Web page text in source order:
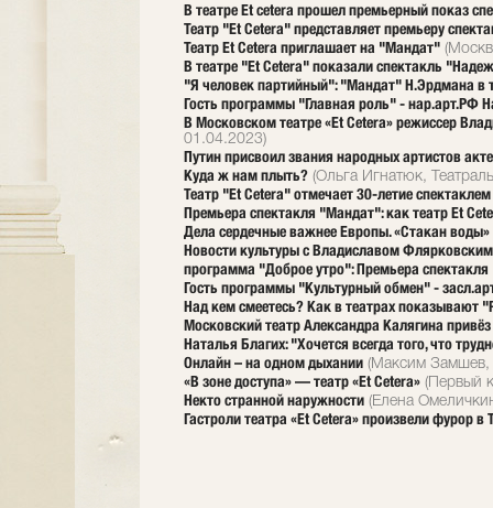
В театре Et cetera прошел премьерный показ
Театр "Et Cetera" представляет премьеру
Театр Et Cetera приглашает на "Мандат"
В театре "Et Cetera" показали спектакль
"Я человек партийный": "Мандат" Н.Эрдмана в
Гость программы "Главная роль" - нар.арт.РФ
В Московском театре «Et Cetera» режиссер
01.04.2023)
Путин присвоил звания народных артистов
Куда ж нам плыть? (Ольга Игнатюк,
Театр "Et Cetera" отмечает 30-летие
Премьера спектакля "Мандат": как театр Et
Дела сердечные важнее Европы. «Стакан воды»
Новости культуры с Владиславом
программа "Доброе утро": Премьера
Гость программы "Культурный обмен" -
Над кем смеетесь? Как в театрах показывают
Московский театр Александра Калягина
Наталья Благих: "Хочется всегда того, что
Онлайн – на одном дыхании (Максим Замшев,
«В зоне доступа» — театр «Et Cetera» (Первый
Некто странной наружности (Елена
Гастроли театра «Et Сetera» произвели фурор в